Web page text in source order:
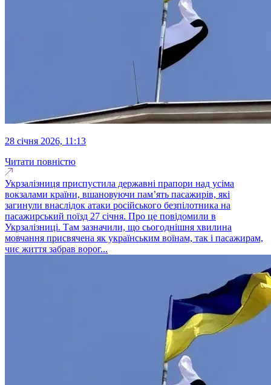
28 січня 2026, 11:13
Читати повністю
Укрзалізниця приспустила державні прапори над усіма
вокзалами країни, вшановуючи пам’ять пасажирів, які
загинули внаслідок атаки російського безпілотника на
пасажирський поїзд 27 січня. Про це повідомили в
Укрзалізниці. Там зазначили, що сьогоднішня хвилина
мовчання присвячена як українським воїнам, так і пасажирам,
чиє життя забрав ворог...